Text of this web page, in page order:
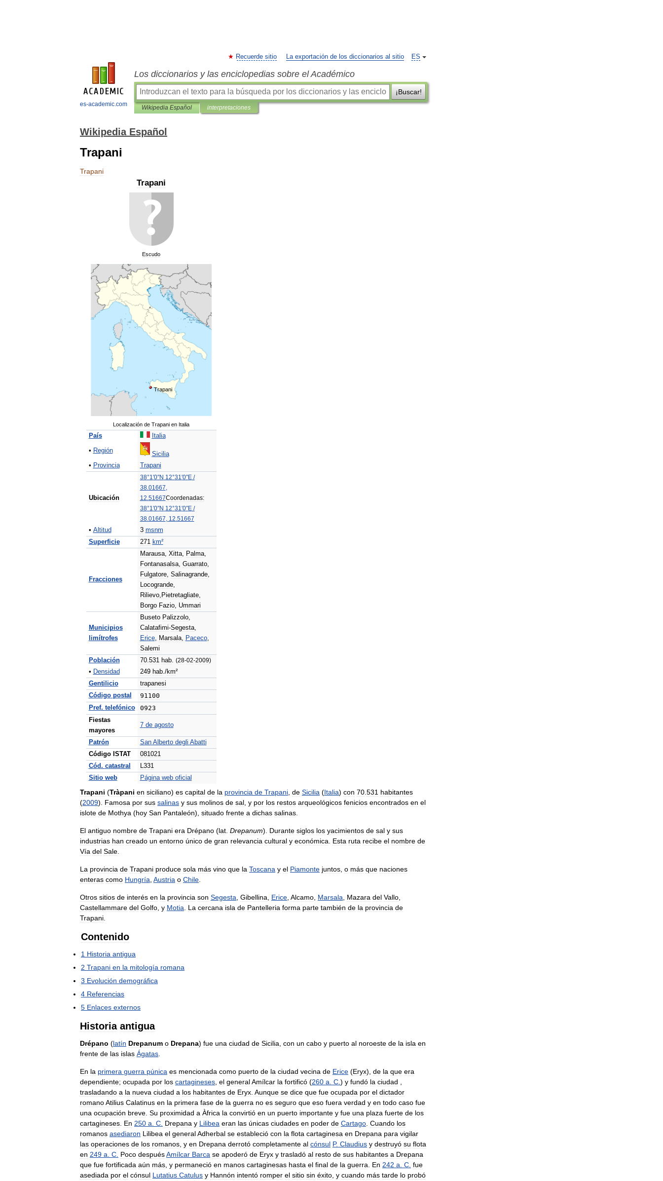
es-academic.com
ES
Recuerde sitio La exportación de los diccionarios al sitio
Los diccionarios y las enciclopedias sobre el Académico
¡Buscar!
Wikipedia Español interpretaciones
Wikipedia Español
Trapani
Trapani
Trapani
Escudo
Trapani
Localización de Trapani en Italia
País Italia
• Región
Sicilia
• Provincia Trapani
Ubicación
38°1′0″N 12°31′0″E/
38.01667,
12.51667Coordenadas:
38°1′0″N 12°31′0″E/
38.01667, 12.51667
• Altitud 3 msnm
Superficie
271 km²
Fracciones
Marausa, Xitta, Palma,
Fontanasalsa, Guarrato,
Fulgatore, Salinagrande,
Locogrande,
Rilievo, Pietretagliate,
Borgo Fazio, Ummari
Municipios
limítrofes
Buseto Palizzolo,
Calatafimi-Segesta,
Erice, Marsala, Paceco,
Salemi
Población
70.531 hab. (28-02-2009)
• Densidad 249 hab./km²
Gentilicio
trapanesi
Código postal 91100
Pref. telefónico 0923
Fiestas
mayores
7 de agosto
Patrón San Alberto degli Abatti
Código
ISTAT
081021
Cód. catastral
L331
Sitio web Página web oficial
Trapani (Tràpani en siciliano) es capital de la provincia de Trapani de Sicilia (Italia) con 70 531 habitantes
(2009). Famosa por sus salinas y sus molinos de sal y por los restos arqueológicos fenicios encontrados en el
islote de Mothya (hoy San Pantaleón), situado frente a dichas salinas
El antiguo nombre de Trapani era Drépano (lat Drepanum). Durante siglos los yacimientos de sal y sus
industrias han creado un entorno único de gran relevancia cultural y económica Esta ruta recibe el nombre de
Vía del Sale
La provincia de Trapani produce sola más vino que la Toscana y el Piamonte juntos o más que naciones
enteras como Hungría Austria o Chile
Otros sitios de interés en la provincia son Segesta Gibellina Erice Alcamo Marsala Mazara del Vallo
Castellammare del Golfo y Motia La cercana isla de Pantelleria forma parte también de la provincia de
Trapani
Contenido
1 Historia antigua
2 Trapani en la mitología romana
3 Evolución demográfica
4 Referencias
5 Enlaces externos
Historia antigua
Drépano (latín Drepanum o Drepana) fue una ciudad de Sicilia con un cabo y puerto al noroeste de la isla en
frente de las islas Ágatas
En la primera guerra púnica es mencionada como puerto de la ciudad vecina de Erice (Eryx), de la que era
dependiente; ocupada por los cartagineses el generalAmílcar la fortificó (260 a C ) y fundó la ciudad
trasladando a la nueva ciudad a los habitantes de Eryx Aunque se dice que fue ocupada por el dictador
romanoAtilius Calatinus en la primera fase de la guerra no es seguro que eso fuera verdad y en todo caso fue
una ocupación breve Su proximidad a Àfrica la convirtió en un puerto importante y fue una plaza fuerte de los
cartagineses En 250 a C Drepana y Lilibea eran las únicas ciudades en poder de Cartago Cuando los
romanos asediaron Lilibea el generalAdherbal se estableció con la flota cartaginesa en Drepana para vigilar
las operaciones de los romanos y en Drepana derrotó completamente al cónsul P. Claudius y destruyó su flota
en 249 a C Poco despuésAmílcar Barca se apoderó de Eryx y trasladó al resto de sus habitantes a Drepana
que fue fortificada aún más y permaneció en manos cartaginesas hasta el final de la guerra En 242 a C fue
asediada por el cónsul Lutatius Catulus y Hannón intentó romper el sitio sin éxito y cuando más tarde lo probó